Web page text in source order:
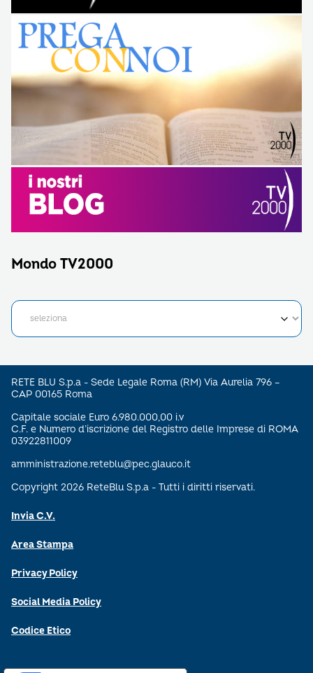
Mondo TV2000
RETE BLU S.p.a - Sede Legale Roma (RM) Via Aurelia 796 –
CAP 00165 Roma
Capitale sociale Euro 6.980.000,00 i.v
C.F. e Numero d’iscrizione del Registro delle Imprese di ROMA
03922811009
amministrazione.reteblu@pec.glauco.it
Copyright 2026 ReteBlu S.p.a - Tutti i diritti riservati.
Invia C.V.
Area Stampa
Privacy Policy
Social Media Policy
Codice Etico